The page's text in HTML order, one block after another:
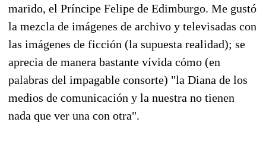
marido, el Príncipe Felipe de Edimburgo. Me gustó
la mezcla de imágenes de archivo y televisadas con
las imágenes de ficción (la supuesta realidad); se
aprecia de manera bastante vívida cómo (en
palabras del impagable consorte) "la Diana de los
medios de comunicación y la nuestra no tienen
nada que ver una con otra".